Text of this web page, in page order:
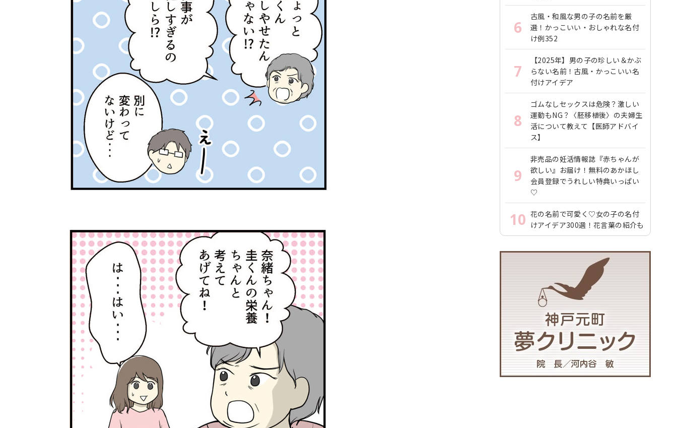
6
古風・和風な男の子の名前を厳
選！かっこいい・おしゃれな名付
け例352
7
【2025年】男の子の珍しい＆かぶ
らない名前！古風・かっこいい名
付けアイデア
8
ゴムなしセックスは危険？激しい
運動もNG？〈胚移植後〉の夫婦生
活について教えて【医師アドバイ
ス】
9
非売品の妊活情報誌『赤ちゃんが
欲しい』お届け！無料のあかほし
会員登録でうれしい特典いっぱい
♡
10 花の名前で可愛く♡女の子の名付
けアイデア300選！花言葉の紹介も